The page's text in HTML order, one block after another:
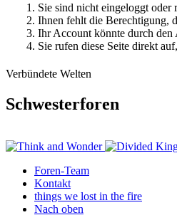
Sie sind nicht eingeloggt oder
Ihnen fehlt die Berechtigung,
Ihr Account könnte durch
Sie rufen diese Seite direkt
Verbündete Welten
Schwesterforen
Foren-Team
Kontakt
things we lost in the fire
Nach oben